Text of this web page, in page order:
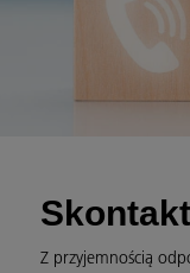
Z przyjemnością